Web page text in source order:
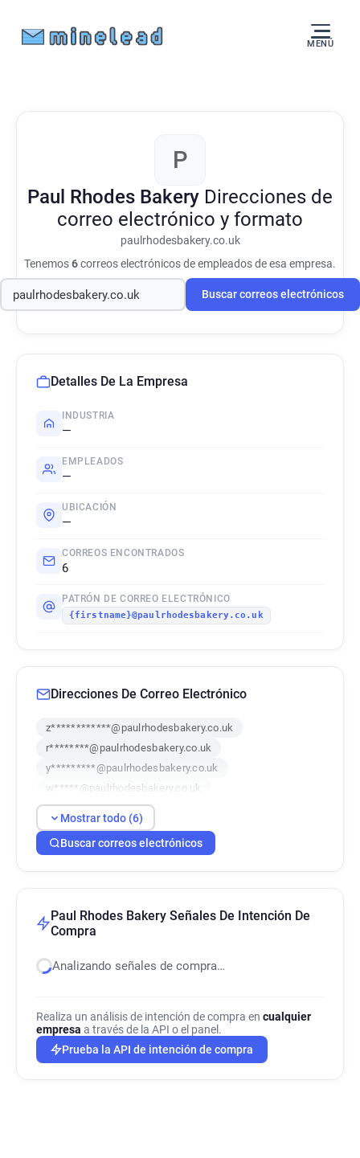
MENÚ
P
Paul Rhodes Bakery Direcciones de
correo electrónico y formato
paulrhodesbakery.co.uk
Tenemos6correos electrónicos de empleados de esa empresa.
Buscar correos electrónicos
Detalles De La Empresa
INDUSTRIA
—
EMPLEADOS
—
UBICACIÓN
—
CORREOS ENCONTRADOS
6
PATRÓN DE CORREO ELECTRÓNICO
{firstname}@paulrhodesbakery.co.uk
Direcciones De Correo Electrónico
z************@paulrhodesbakery.co.uk
r********@paulrhodesbakery.co.uk
y*********@paulrhodesbakery.co.uk
w*****@paulrhodesbakery.co.uk
i************@paulrhodesbakery.co.uk
f********@paulrhodesbakery.co.uk
Mostrar todo (6)
Buscar correos electrónicos
Paul Rhodes Bakery Señales De Intención De
Compra
Analizando señales de compra…
Realiza un análisis de intención de compra en cualquier
empresa a través de la API o el panel.
Prueba la API de intención de compra